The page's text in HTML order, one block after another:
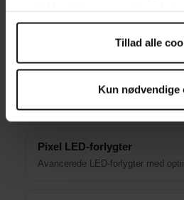
anvende vores hjemmeside.
Tillad alle
Kun nødvendige
360° parkeringskamera
Fuldt overblik omkring bilen ved
Parkeringssensorer
Pixel LED-forlygter
Avancerede LED-forlygter med